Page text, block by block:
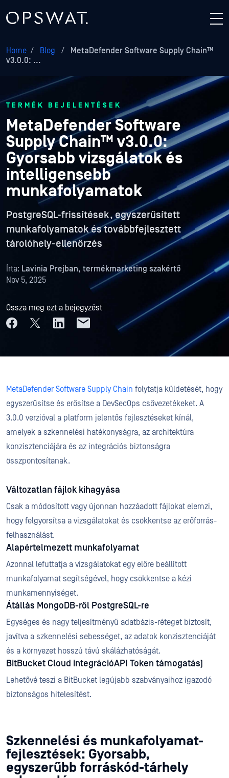
Home / Blog /
MetaDefender Software Supply Chain™
v3.0.0: ...
TERMÉK BEJELENTÉSEK
MetaDefender Software
Supply Chain™ v3.0.0:
Gyorsabb vizsgálatok és
intelligensebb
munkafolyamatok
PostgreSQL-frissítések, egyszerűsített
munkafolyamatok és továbbfejlesztett
tárolóhely-ellenőrzés
Írta: Lavinia Prejban, termékmarketing szakértő
Nov 5, 2025
Ossza meg ezt a bejegyzést
MetaDefender Software Supply Chain folytatja küldetését, hogy
egyszerűsítse és erősítse a DevSecOps csővezetékeket. A
3.0.0 verzióval a platform jelentős fejlesztéseket kínál,
amelyek a szkennelési hatékonyságra, az architektúra
konzisztenciájára és az integrációs biztonságra
összpontosítanak.
Változatlan fájlok kihagyása
Csak a módosított vagy újonnan hozzáadott fájlokat elemzi,
hogy felgyorsítsa a vizsgálatokat és csökkentse az erőforrás-
felhasználást.
Alapértelmezett munkafolyamat
Azonnal lefuttatja a vizsgálatokat egy előre beállított
munkafolyamat segítségével, hogy csökkentse a kézi
munkamennyiséget.
Átállás MongoDB-ről PostgreSQL-re
Egységes és nagy teljesítményű adatbázis-réteget biztosít,
javítva a szkennelési sebességet, az adatok konzisztenciáját
és a környezet hosszú távú skálázhatóságát.
BitBucket Cloud integrációAPI Token támogatás)
Lehetővé teszi a BitBucket legújabb szabványaihoz igazodó
biztonságos hitelesítést.
Szkennelési és munkafolyamat-
fejlesztések: Gyorsabb,
egyszerűbb forráskód-tárhely